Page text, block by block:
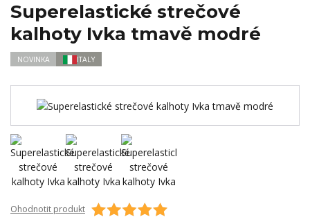
Superelastické strečové
kalhoty Ivka tmavě modré
NOVINKA ITALY
Ohodnotit produkt